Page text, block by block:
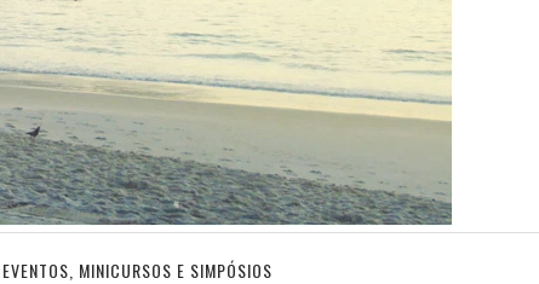
EVENTOS, MINICURSOS E SIMPÓSIOS